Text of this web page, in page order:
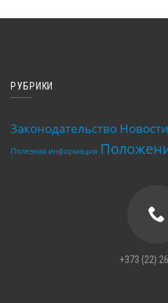
РУБРИКИ
Законодательство Новости
Полезная информация
+373 (22)